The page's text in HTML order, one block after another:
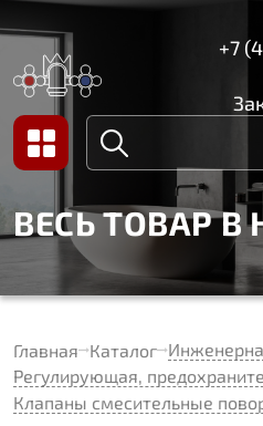
+7
ВЕСЬ ТОВАР В
Главная Каталог
Регулирующая,
Клапаны смесительные